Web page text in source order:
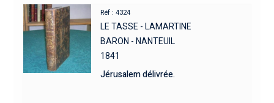
Réf : 4324
LE TASSE - LAMARTINE
BARON - NANTEUIL
1841
Jérusalem délivrée.